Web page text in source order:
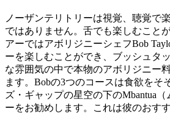
ノーザンテリトリーは視覚、聴覚で
ではありません。舌でも楽しむこと
アーではアボリジニーシェフBob
ーを楽しむことができ、ブッシュタ
な雰囲気の中で本物のアボリジニー
ます。Bobの3つのコースは食欲をそ
ズ・ギャップの星空の下のMbantua
ーをお勧めします。これは彼のおす